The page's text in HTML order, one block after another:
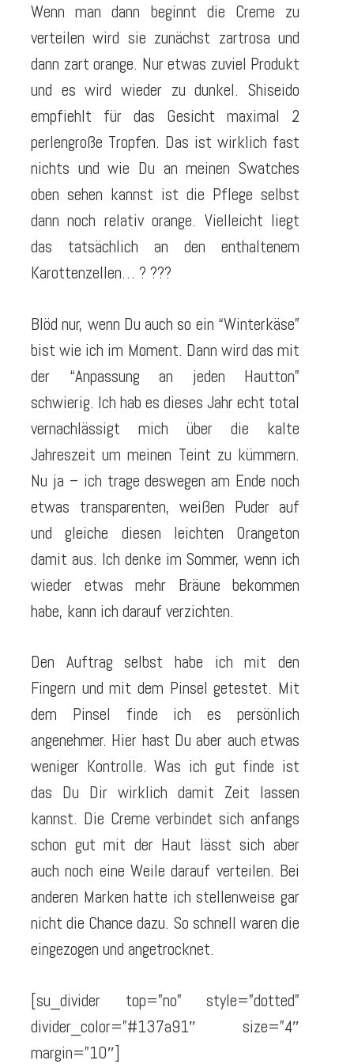
Wenn man dann beginnt die Creme zu
verteilen wird sie zunächst zartrosa und
dann zart orange. Nur etwas zuviel Produkt
und es wird wieder zu dunkel. Shiseido
empfiehlt für das Gesicht maximal 2
perlengroße Tropfen. Das ist wirklich fast
nichts und wie Du an meinen Swatches
oben sehen kannst ist die Pflege selbst
dann noch relativ orange. Vielleicht liegt
das tatsächlich an den enthaltenem
Karottenzellen… ? ???
Blöd nur, wenn Du auch so ein “Winterkäse”
bist wie ich im Moment. Dann wird das mit
der “Anpassung an jeden Hautton”
schwierig. Ich hab es dieses Jahr echt total
vernachlässigt mich über die kalte
Jahreszeit um meinen Teint zu kümmern.
Nu ja – ich trage deswegen am Ende noch
etwas transparenten, weißen Puder auf
und gleiche diesen leichten Orangeton
damit aus. Ich denke im Sommer, wenn ich
wieder etwas mehr Bräune bekommen
habe, kann ich darauf verzichten.
Den Auftrag selbst habe ich mit den
Fingern und mit dem Pinsel getestet. Mit
dem Pinsel finde ich es persönlich
angenehmer. Hier hast Du aber auch etwas
weniger Kontrolle. Was ich gut finde ist
das Du Dir wirklich damit Zeit lassen
kannst. Die Creme verbindet sich anfangs
schon gut mit der Haut lässt sich aber
auch noch eine Weile darauf verteilen. Bei
anderen Marken hatte ich stellenweise gar
nicht die Chance dazu. So schnell waren die
eingezogen und angetrocknet.
[su_divider top=”no” style=”dotted”
divider_color=”#137a91″ size=”4″
margin=”10″]